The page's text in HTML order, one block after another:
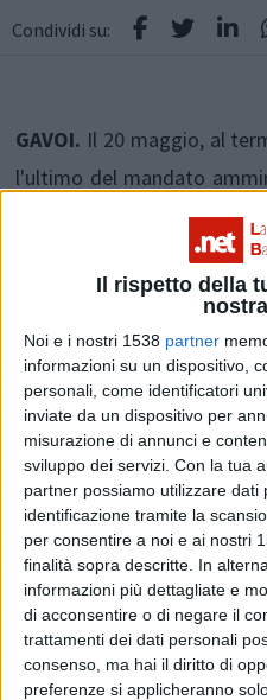
Il rispetto della
Noi e i nostri 1538 partner
informazioni su un dispositivo,
personali, come identificatori
inviate da un dispositivo per
misurazione di annunci e
sviluppo dei servizi. Con la tua
partner possiamo utilizzare dati
identificazione tramite la
per consentire a noi e ai nostri
finalità sopra descritte. In
informazioni più dettagliate e
di acconsentire o di negare il
trattamenti dei dati personali
consenso, ma hai il diritto di
preferenze si applicheranno
Condividi su:
GAVOI. Il 20 maggio, al
l'ultimo del mandato
Porcu, è stato presentata
24 pagine con tutti i
gruppo
Potrete trovare la
linko in allegato all'articolo
Condividi su:
ARGOMENTI: nanni porcu